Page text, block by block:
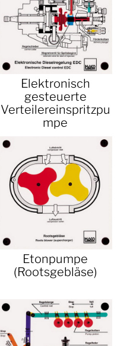
Elektronisch
gesteuerte
Verteilereinspritzpu
mpe
Etonpumpe
(Rootsgebläse)